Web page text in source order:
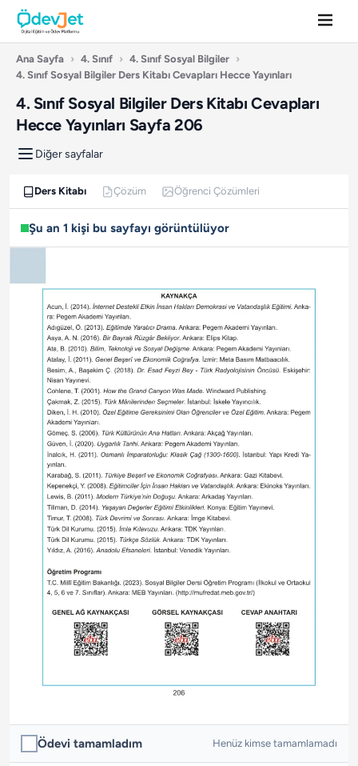
Ana Sayfa › 4. Sınıf › 4. Sınıf Sosyal Bilgiler ›
4. Sınıf Sosyal Bilgiler Ders Kitabı Cevapları Hecce Yayınları
4. Sınıf Sosyal Bilgiler Ders Kitabı Cevapları
Hecce Yayınları Sayfa 206
Diğer sayfalar
Ders Kitabı Çözüm Öğrenci Çözümleri
Şu an 1 kişi bu sayfayı görüntülüyor
Ödevi tamamladım Henüz kimse tamamlamadı